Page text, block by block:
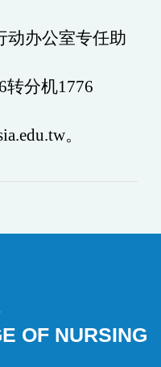
动办公室专任助
转分机1776
。
OF NURSING